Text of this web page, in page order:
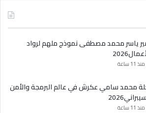
ياسر محمد مصطفى نموذج ملهم لرواد
منذ 11 ساعة
محمد سامي عكرش في عالم البرمجة والأمن
منذ 11 ساعة